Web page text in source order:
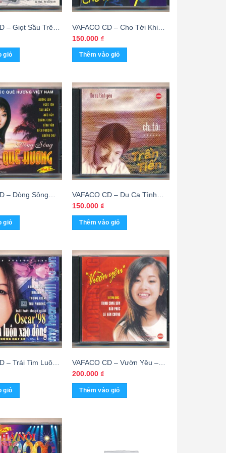
– Giọt Sầu Trên
giỏ
VAFACO CD – Cho Tới Khi
Yêu
150.000 ₫
Thêm vào giỏ
– Dòng Sông
Vol 5 (KGTH9) –
giỏ
VAFACO CD – Du Ca Tình
Yêu – Chị Tôi – Trần Tiến
150.000 ₫
Thêm vào giỏ
– Trái Tim Luôn
giỏ
VAFACO CD – Vườn Yêu –
Hồng Nhung – cái
200.000 ₫
Thêm vào giỏ